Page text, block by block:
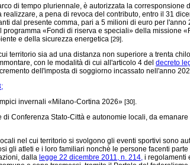
di tempo pluriennale, è autorizzata la corresponsione
a pena di revoca del contributo, entro il 31
dal presente comma, pari a 5 milioni di euro per
«Fondi di riserva e speciali» della missione
e della sicurezza energetica [29].
sia ad una distanza non superiore a trenta
con le modalità di cui all'articolo 4 del decreto
dell'imposta di soggiorno incassato nell'anno
invernali «Milano-Cortina 2026» [30].
Conferenza Stato-Città e autonomie locali, da
nel cui territorio si svolgono gli eventi sportivi sono
atleti e i loro familiari nonchè le persone facenti
dalla legge 22 dicembre 2011, n. 214, i regolamenti